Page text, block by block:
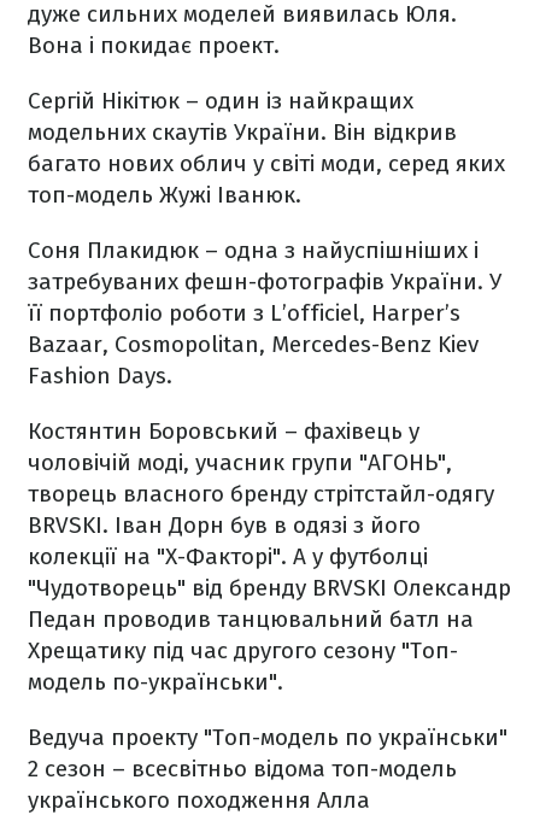
дуже сильних моделей виявилась Юля.
Вона і покидає проект.
Сергій Нікітюк – один із найкращих
модельних скаутів України. Він відкрив
багато нових облич у світі моди, серед яких
топ-модель Жужі Іванюк.
Соня Плакидюк – одна з найуспішніших і
затребуваних фешн-фотографів України. У
її портфоліо роботи з L’officiel, Harper’s
Bazaar, Cosmopolitan, Mercedes-Benz Kiev
Fashion Days.
Костянтин Боровський – фахівець у
чоловічій моді, учасник групи "АГОНЬ",
творець власного бренду стрітстайл-одягу
BRVSKI. Іван Дорн був в одязі з його
колекції на "Х-Факторі". А у футболці
"Чудотворець" від бренду BRVSKI Олександр
Педан проводив танцювальний батл на
Хрещатику під час другого сезону "Топ-
модель по-українськи".
Ведуча проекту "Топ-модель по українськи"
2 сезон – всесвітньо відома топ-модель
українського походження Алла